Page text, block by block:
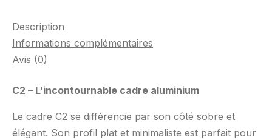
Description
Informations complémentaires
Avis (0)
C2 – L’incontournable cadre aluminium
Le cadre C2 se différencie par son côté sobre et
élégant. Son profil plat et minimaliste est parfait pour